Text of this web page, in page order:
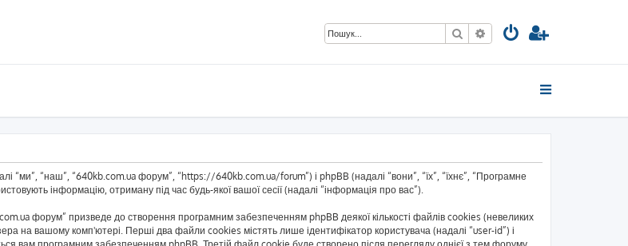
ПошукРозширений пошук
“ми”, “наш”, “640kb.com.ua форум”, “https://640kb.com.ua/forum”) і phpBB (надалі “вони”, “їх”, “їхнє”, “Програмне
інформацію, отриману під час будь-якої вашої сесії (надалі “інформація про вас”).
форум” призведе до створення програмним забезпеченням phpBB деякої кількості файлів cookies (невеликих
на вашому комп'ютері. Перші два файли cookies містять лише ідентифікатор користувача (надалі “user-id”) і